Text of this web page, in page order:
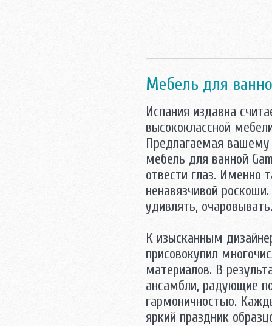
Mебель для
Испания издавна
высококлассной
Предлагаемая вашему
мебель для ванной
отвести глаз. Именно
ненавязчивой
удивлять,
К изысканным
присовокупил
материалов. В
ансамбли, радующие
гармоничностью.
яркий праздник